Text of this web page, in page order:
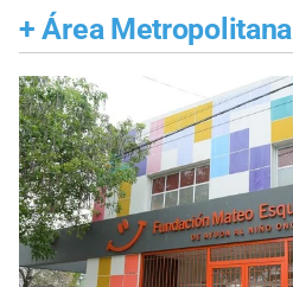
+ Área Metropolitana